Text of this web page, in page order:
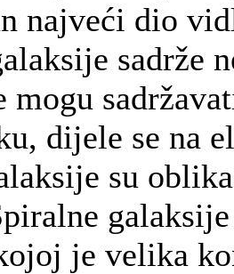
najveći dio
sadrže
mogu
dijele se na
su
je velika